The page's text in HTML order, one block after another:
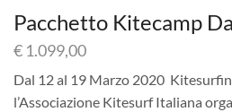
Pacchetto Kitecamp
€ 1.099,00
Dal 12 al 19 Marzo 2020
l’Associazione Kitesurf Italiana